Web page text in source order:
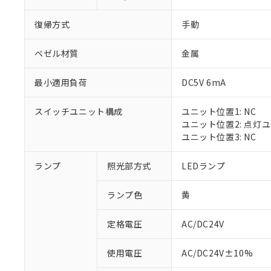
復帰方式 手動
ベゼル材質 金属
最小適用負荷 DC5V 6mA
スイッチユニット構成
ユニット位置1: NC
ユニット位置2: 点灯
ユニット位置3: NC
ランプ 照光部方式 LEDランプ
ランプ色 黄
定格電圧 AC/DC24V
使用電圧 AC/DC24V±10%
ご利用条件
※1 対応状況
調査・確認中：
非該当品：ライセ
仕入先様の事情に
があります。
※1 中国